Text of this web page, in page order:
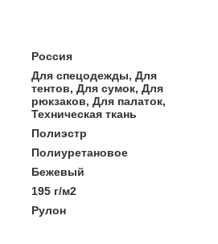
Россия
Для спецодежды, Для
тентов, Для сумок, Для
рюкзаков, Для палаток,
Техническая ткань
Полиэстр
Полиуретановое
Бежевый
195 г/м2
Рулон